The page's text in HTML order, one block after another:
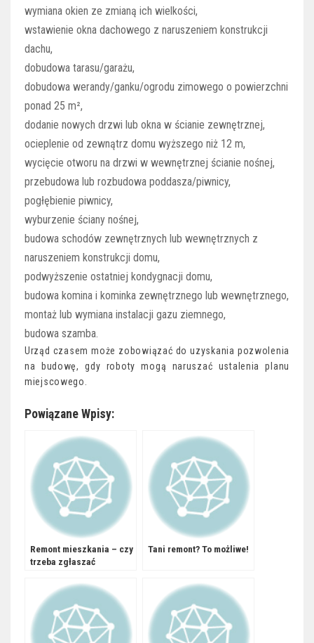
wymiana okien ze zmianą ich wielkości,
wstawienie okna dachowego z naruszeniem konstrukcji
dachu,
dobudowa tarasu/garażu,
dobudowa werandy/ganku/ogrodu zimowego o powierzchni
ponad 25 m²,
dodanie nowych drzwi lub okna w ścianie zewnętrznej,
ocieplenie od zewnątrz domu wyższego niż 12 m,
wycięcie otworu na drzwi w wewnętrznej ścianie nośnej,
przebudowa lub rozbudowa poddasza/piwnicy,
pogłębienie piwnicy,
wyburzenie ściany nośnej,
budowa schodów zewnętrznych lub wewnętrznych z
naruszeniem konstrukcji domu,
podwyższenie ostatniej kondygnacji domu,
budowa komina i kominka zewnętrznego lub wewnętrznego,
montaż lub wymiana instalacji gazu ziemnego,
budowa szamba.
Urząd czasem może zobowiązać do uzyskania pozwolenia
na budowę, gdy roboty mogą naruszać ustalenia planu
miejscowego.
Powiązane Wpisy:
Remont mieszkania – czy
trzeba zgłaszać
Tani remont? To możliwe!